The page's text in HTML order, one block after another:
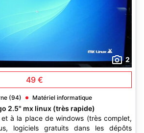
2
49 €
(94) Matériel informatique
2.5" mx linux (très rapide)
à la place de windows (très complet,
logiciels gratuits dans les dépôts